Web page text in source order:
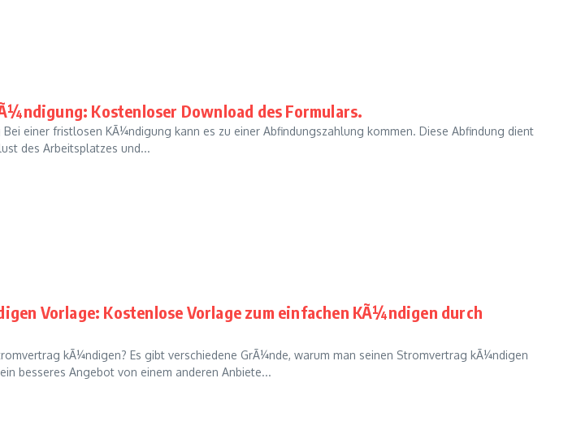
Kostenloser Download des Formulars.
einer fristlosen KÃ¼ndigung kann es zu einer Abfindungszahlung kommen. Diese Abfindung dient
des Arbeitsplatzes und...
Vorlage: Kostenlose Vorlage zum einfachen KÃ¼ndigen durch
kÃ¼ndigen? Es gibt verschiedene GrÃ¼nde, warum man seinen Stromvertrag kÃ¼ndigen
besseres Angebot von einem anderen Anbiete...